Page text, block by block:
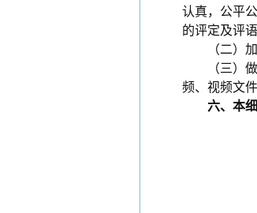
认真，公平
的评定及评
（二）
（三）
频、视频文
六、本